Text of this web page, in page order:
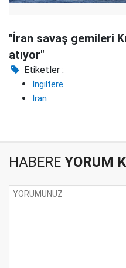
"İran savaş gemileri
atıyor"
Etiketler :
İngiltere
İran
HABERE YORUM